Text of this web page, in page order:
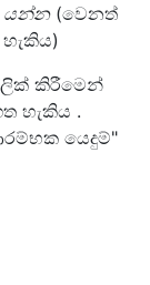
යන්න(වෙනත්
කිරීමෙන්
හැකිය .
යෙදුම්"